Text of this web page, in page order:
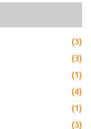
(3)
(3)
(1)
(4)
(1)
(3)